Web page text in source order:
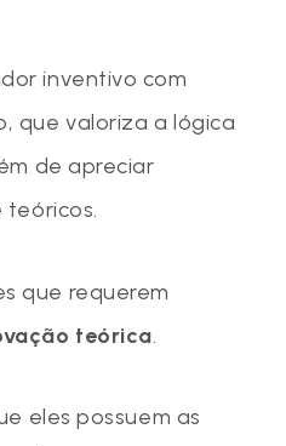
inventivo com
que valoriza a lógica
de apreciar
teóricos.
que requerem
teórica.
eles possuem as